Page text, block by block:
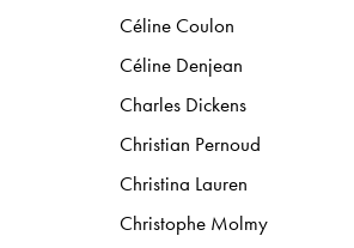
Céline Coulon
Céline Denjean
Charles Dickens
Christian Pernoud
Christina Lauren
Christophe Molmy